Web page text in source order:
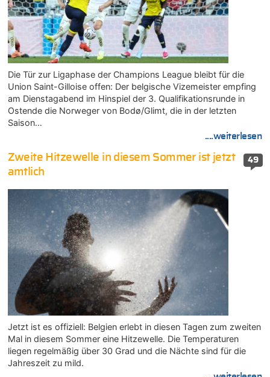
Die Tür zur Ligaphase der Champions League bleibt für die
Union Saint-Gilloise offen: Der belgische Vizemeister empfing
am Dienstagabend im Hinspiel der 3. Qualifikationsrunde in
Ostende die Norweger von Bodø/Glimt, die in der letzten
Saison…
....weiterlesen
49
Zweite Hitzewelle in diesem Sommer ist jetzt
amtlich
Jetzt ist es offiziell: Belgien erlebt in diesen Tagen zum zweiten
Mal in diesem Sommer eine Hitzewelle. Die Temperaturen
liegen regelmäßig über 30 Grad und die Nächte sind für die
Jahreszeit zu mild.